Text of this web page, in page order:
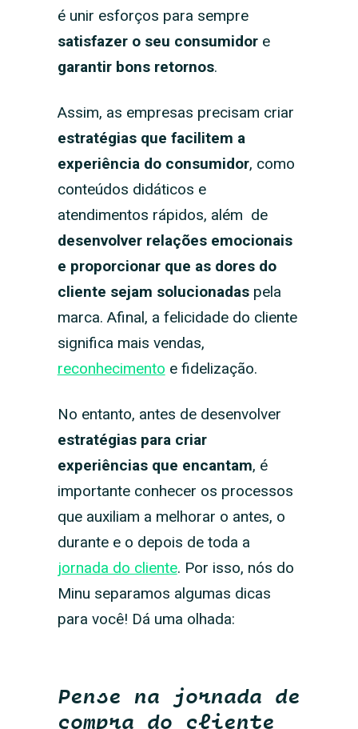
é unir esforços para sempre
satisfazer o seu consumidore
garantir bons retornos.
Assim, as empresas precisam criar
estratégias que facilitem a
experiência do consumidor, como
conteúdos didáticos e
atendimentos rápidos, além de
desenvolver relações emocionais
e proporcionar que as dores do
cliente sejam solucionadas pela
marca. Afinal, a felicidade do cliente
significa mais vendas,
reconhecimento e fidelização.
No entanto, antes de desenvolver
estratégias para criar
experiências que encantam, é
importante conhecer os processos
que auxiliam a melhorar o antes, o
durante e o depois de toda a
jornada do cliente. Por isso, nós do
Minu separamos algumas dicas
para você! Dá uma olhada:
Pense na jornada de
compra do cliente